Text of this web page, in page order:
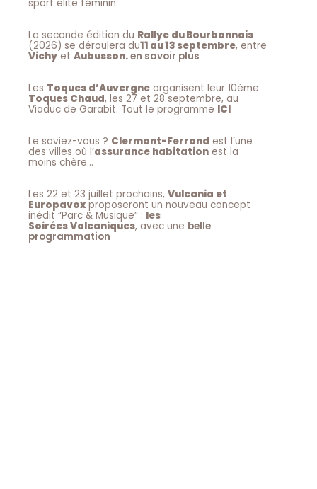
sport élite féminin.
La seconde édition du Rallye du Bourbonnais
(2026) se déroulera du11 au 13 septembre, entre
Vichy et Aubusson.en savoir plus
Les Toques d’Auvergne organisent leur 10ème
Toques Chaud, les 27 et 28 septembre, au
Viaduc de Garabit. Tout le programme ICI
Le saviez-vous ? Clermont-Ferrand est l’une
des villes où l’assurance habitation est la
moins chère…
Les 22 et 23 juillet prochains, Vulcania et
Europavox proposeront un nouveau concept
inédit “Parc & Musique” : les
Soirées Volcaniques, avec une belle
programmation